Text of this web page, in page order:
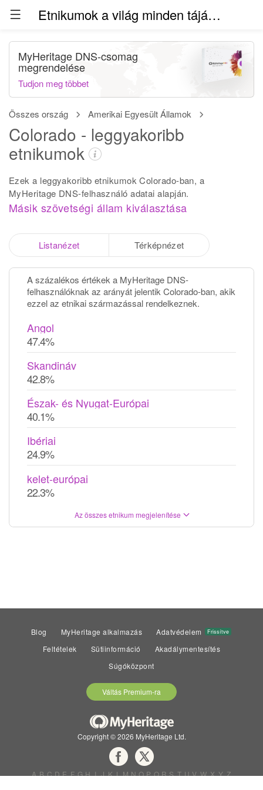
Etnikumok a világ minden táján (béta)
Összes ország Amerikai Egyesült Államok
Colorado - leggyakoribb
etnikumok
Ezek a leggyakoribb etnikumok Colorado-ban, a
MyHeritage DNS-felhasználó adatai alapján.
Másik szövetségi állam kiválasztása
MyHeritage DNS-csomag
megrendelése
Tudjon meg többet
Listanézet Térképnézet
A százalékos értékek a MyHeritage DNS-
felhasználóknak az arányát jelentik Colorado-ban, akik
ezzel az etnikai származással rendelkeznek.
Angol
47.4%
Skandináv
42.8%
Észak- és Nyugat-Európai
40.1%
Ibériai
24.9%
kelet-európai
22.3%
Az összes etnikum megjelenítése
Blog MyHeritage alkalmazás Adatvédelem Frissítve
Feltételek Sütiinformáció
Akadálymentesítés
Súgóközpont
Váltás Premium-ra
Copyright © 2026 MyHeritage Ltd.
A B C D E F G H I J K L M N O P Q R S T U V W X Y Z